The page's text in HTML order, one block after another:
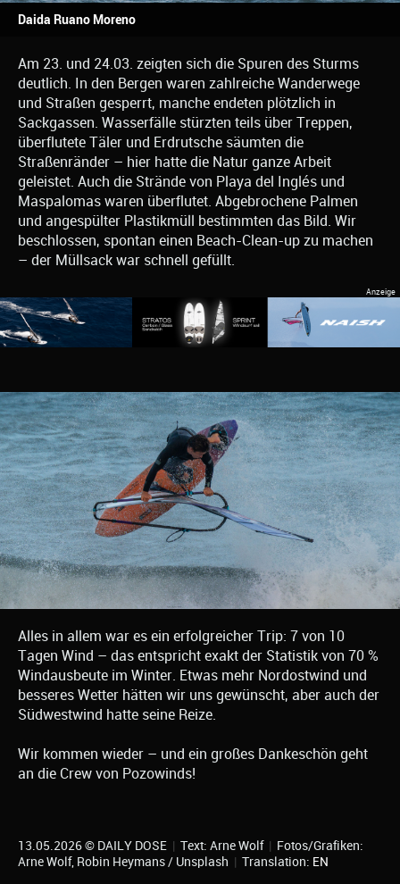
Daida Ruano Moreno
Am 23. und 24.03. zeigten sich die Spuren des Sturms
deutlich. In den Bergen waren zahlreiche Wanderwege
und Straßen gesperrt, manche endeten plötzlich in
Sackgassen. Wasserfälle stürzten teils über Treppen,
überflutete Täler und Erdrutsche säumten die
Straßenränder – hier hatte die Natur ganze Arbeit
geleistet. Auch die Strände von Playa del Inglés und
Maspalomas waren überflutet. Abgebrochene Palmen
und angespülter Plastikmüll bestimmten das Bild. Wir
beschlossen, spontan einen Beach-Clean-up zu machen
– der Müllsack war schnell gefüllt.
Alles in allem war es ein erfolgreicher Trip: 7 von 10
Tagen Wind – das entspricht exakt der Statistik von 70 %
Windausbeute im Winter. Etwas mehr Nordostwind und
besseres Wetter hätten wir uns gewünscht, aber auch der
Südwestwind hatte seine Reize.
Wir kommen wieder – und ein großes Dankeschön geht
an die Crew von Pozowinds!
13.05.2026 © DAILY DOSE | Text: Arne Wolf | Fotos/Grafiken:
Arne Wolf, Robin Heymans / Unsplash | Translation: EN